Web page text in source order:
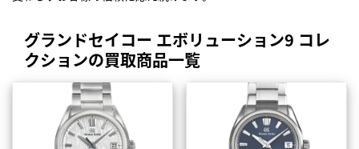
グランドセイコー エボリューション9 コレ
クションの買取商品一覧